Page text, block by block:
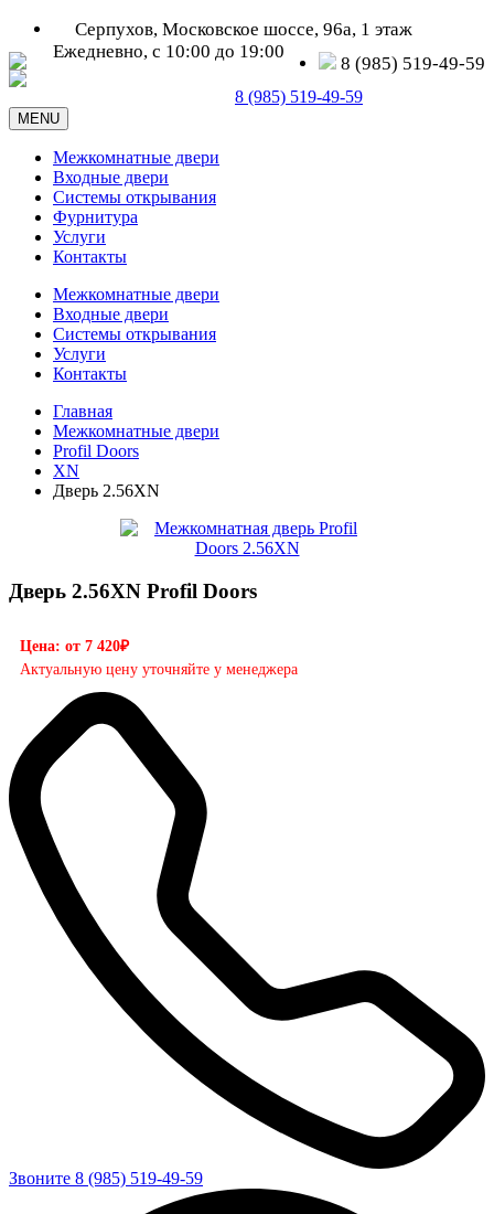
Серпухов, Московское шоссе, 96а, 1 этаж
Ежедневно, с 10:00 до 19:00
8 (985) 519-49-59
8 (985) 519-49-59
MENU
Межкомнатные двери
Входные двери
Системы открывания
Фурнитура
Услуги
Контакты
Межкомнатные двери
Входные двери
Системы открывания
Услуги
Контакты
Главная
Межкомнатные двери
Profil Doors
XN
Дверь 2.56XN
Дверь 2.56XN Profil Doors
Цена: от 7 420₽
Актуальную цену уточняйте у менеджера
Звоните 8 (985) 519-49-59